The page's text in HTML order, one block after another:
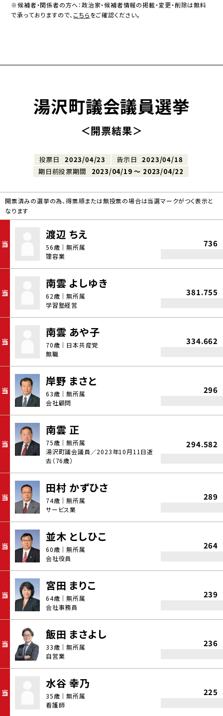
※候補者・関係者の方へ：政治家・候補者情報の掲載・変更・削除は無料
で承っておりますので、 こちらをご確認ください。
湯沢町議会議員選挙
＜開票結果＞
投票日 2023/04/23 告示日
2023/04/18
期日前投票期間
2023/04/19 〜 2023/04/22
開票済みの選挙の為、得票順または無投票の場合は当選マークがつく表示と
なります
当
渡辺 ちえ
56歳｜無所属
理容業
736
当
南雲 よしゆき
62歳｜無所属
学習塾経営
381.755
当
南雲 あや子
70歳｜日本共産党
無職
334.662
当
岸野 まさと
63歳｜無所属
会社顧問
296
当
南雲 正
75歳｜無所属
湯沢町議会議員／2023年10月11日逝
去（76歳）
294.582
当
田村 かずひさ
74歳｜無所属
サービス業
289
当
並木 としひこ
60歳｜無所属
会社役員
264
当
宮田 まりこ
64歳｜無所属
会社事務員
239
当
飯田 まさよし
33歳｜無所属
自営業
236
当
水谷 幸乃
35歳｜無所属
看護師
225